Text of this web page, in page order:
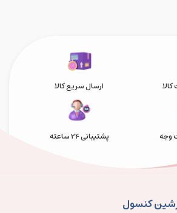
ارسال سریع کالا
وجه پشتیبانی 24 ساعته
کنسول